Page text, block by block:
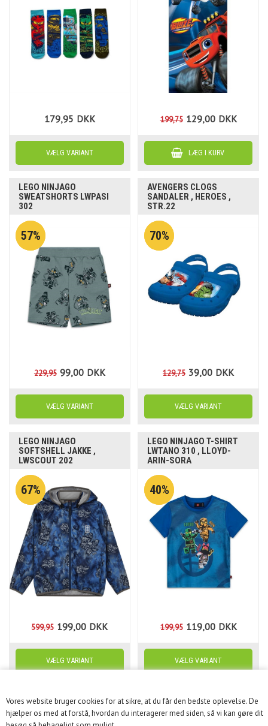
Vores website bruger cookies for at sikre, at du får den bedste oplevelse. De
hjælper os med at forstå, hvordan du interagerer med siden, så vi kan gøre dit
179,95 DKK 199,75 129,00 DKK
LEGO NINJAGO
SWEATSHORTS LWPASI
302
57%
229,95 99,00 DKK
AVENGERS CLOGS
SANDALER , HEROES ,
STR.22
70%
129,75 39,00 DKK
LEGO NINJAGO
SOFTSHELL JAKKE ,
LWSCOUT 202
67%
599,95 199,00 DKK
LEGO NINJAGO T-SHIRT
LWTANO 310 , LLOYD-
ARIN-SORA
40%
199,95 119,00 DKK
KUNDESERVICE